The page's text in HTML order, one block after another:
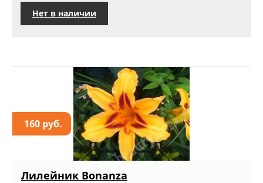
Нет в наличии
160 руб.
Лилейник Bonanza